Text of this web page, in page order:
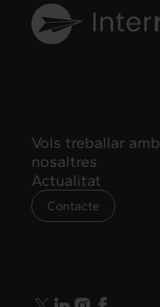
Vols treballar amb
nosaltres
Actualitat
Contacte